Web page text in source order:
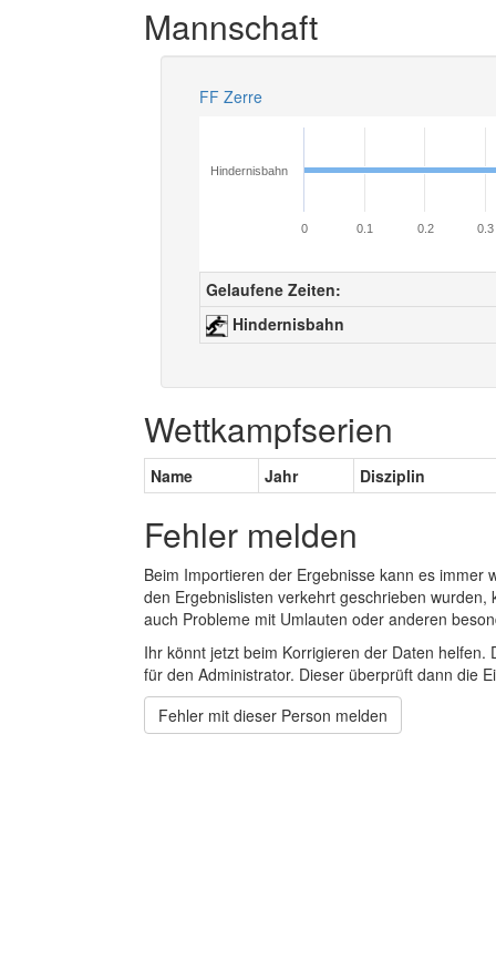
Mannschaft
FF Zerre
Hindernisbahn
0 0.1 0.2 0.3
Gelaufene Zeiten:
Hindernisbahn
Wettkampfserien
Name Jahr Disziplin
Fehler melden
Beim Importieren der Ergebnisse kann es
den Ergebnislisten verkehrt geschrieben
auch Probleme mit Umlauten oder anderen
Ihr könnt jetzt beim Korrigieren der Daten
für den Administrator. Dieser überprüft dann die
Fehler mit dieser Person melden